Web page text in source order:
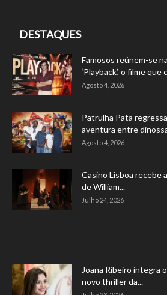
DESTAQUES
Famosos reúnem-se
‘Playback’, o filme que
Agosto 4, 2026
Patrulha Pata
aventura entre
Agosto 4, 2026
Casino Lisboa recebe
de William...
Julho 24, 2026
Joana Ribeiro integra
novo thriller da...